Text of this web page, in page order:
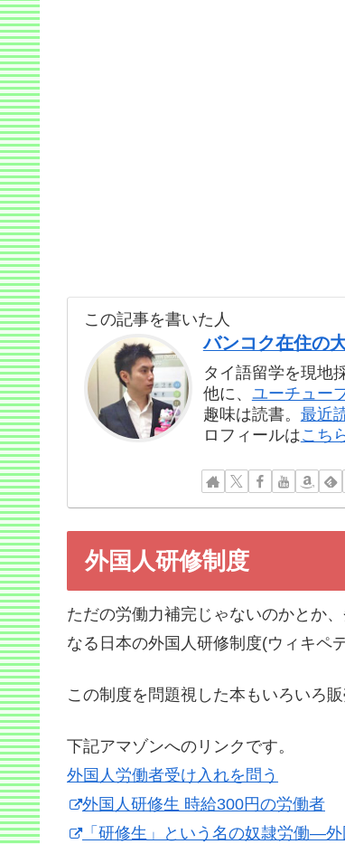
この記事を書いた人
バンコク在住の
タイ語留学を現地
他に、 ユーチュー
趣味は読書。 最近
ロフィールはこち
外国人研修制度
ただの労働力補完じゃないのかとか
なる日本の外国人研修制度(ウィキペ
この制度を問題視した本もいろいろ販
下記アマゾンへのリンクです。
外国人労働者受け入れを問う
外国人研修生 時給300円の労働者
「研修生」という名の奴隷労働―